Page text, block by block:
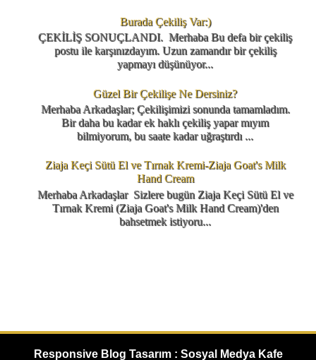
Burada Çekiliş Var:)
ÇEKİLİŞ SONUÇLANDI. Merhaba Bu defa bir çekiliş
postu ile karşınızdayım. Uzun zamandır bir çekiliş
yapmayı düşünüyor...
Güzel Bir Çekilişe Ne Dersiniz?
Merhaba Arkadaşlar; Çekilişimizi sonunda tamamladım.
Bir daha bu kadar ek haklı çekiliş yapar mıyım
bilmiyorum, bu saate kadar uğraştırdı ...
Ziaja Keçi Sütü El ve Tırnak Kremi-Ziaja Goat's Milk
Hand Cream
Merhaba Arkadaşlar Sizlere bugün Ziaja Keçi Sütü El ve
Tırnak Kremi (Ziaja Goat's Milk Hand Cream)'den
bahsetmek istiyoru...
Responsive Blog Tasarım : Sosyal Medya Kafe